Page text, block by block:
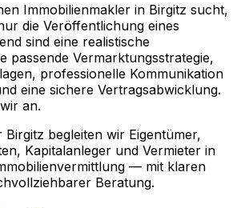
Immobilienmakler in Birgitz sucht,
die Veröffentlichung eines
sind eine realistische
passende Vermarktungsstrategie,
professionelle Kommunikation
eine sichere Vertragsabwicklung.
an.
Birgitz begleiten wir Eigentümer,
Kapitalanleger und Vermieter in
— mit klaren
Beratung.